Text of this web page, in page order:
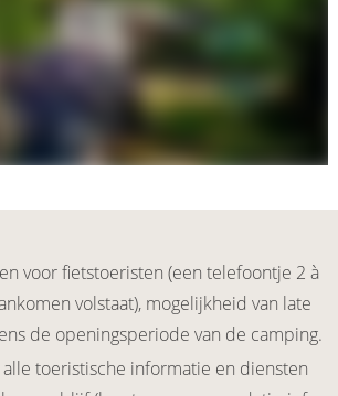
voor fietstoeristen (een telefoontje 2 à
volstaat), mogelijkheid van late
de openingsperiode van de camping.
toeristische informatie en diensten